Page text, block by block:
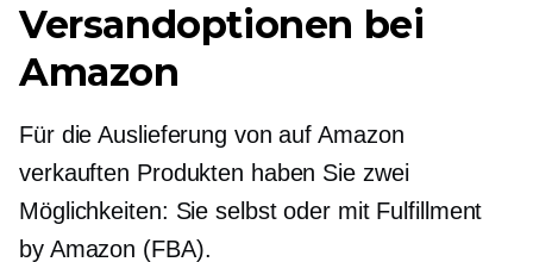
Versandoptionen bei
Amazon
Für die Auslieferung von auf Amazon
verkauften Produkten haben Sie zwei
Möglichkeiten: Sie selbst oder mit Fulfillment
by Amazon (FBA).